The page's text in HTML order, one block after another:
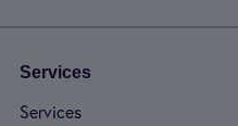
Ser­vices
Ser­vices